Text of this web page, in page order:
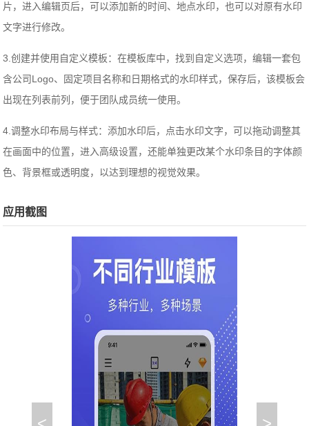
片，进入编辑页后，可以添加新的时间、地点水印，也可以对原有水印
文字进行修改。
3.创建并使用自定义模板：在模板库中，找到自定义选项，编辑一套包
含公司Logo、固定项目名称和日期格式的水印样式，保存后，该模板会
出现在列表前列，便于团队成员统一使用。
4.调整水印布局与样式：添加水印后，点击水印文字，可以拖动调整其
在画面中的位置，进入高级设置，还能单独更改某个水印条目的字体颜
色、背景框或透明度，以达到理想的视觉效果。
应用截图